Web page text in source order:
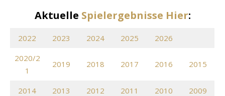
Aktuelle Spielergebnisse Hier:
2022 2023 2024 2025
2026
2020/2
1
2019 2018 2017 2016 2015
2014 2013 2012 2011 2010
2009